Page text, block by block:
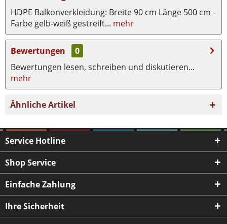
HDPE Balkonverkleidung: Breite 90 cm Länge 500 cm -
Farbe gelb-weiß gestreift... mehr
Bewertungen
0
Bewertungen lesen, schreiben und diskutieren...
mehr
Ähnliche Artikel
Service Hotline
Shop Service
Einfache Zahlung
Ihre Sicherheit